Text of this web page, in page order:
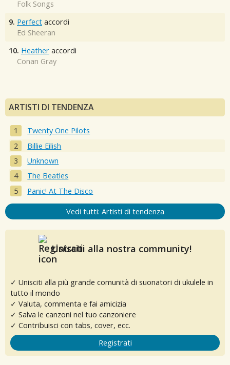
Folk Songs
9. Perfect accordi
Ed Sheeran
10. Heather accordi
Conan Gray
ARTISTI DI TENDENZA
Twenty One Pilots
Billie Eilish
Unknown
The Beatles
Panic! At The Disco
Vedi tutti: Artisti di tendenza
Unisciti alla nostra community!
✓ Unisciti alla più grande comunità di suonatori di ukulele in
tutto il mondo
✓ Valuta, commenta e fai amicizia
✓ Salva le canzoni nel tuo canzoniere
✓ Contribuisci con tabs, cover, ecc.
Registrati